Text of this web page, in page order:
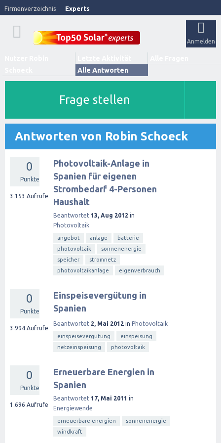
Firmenverzeichnis Experts
Anmelden
Alle Antworten
Frage stellen
Antworten von Robin Schoeck
0
Punkte
3.153 Aufrufe
Photovoltaik-Anlage in
Spanien für eigenen
Strombedarf 4-Personen
Haushalt
Beantwortet 13, Aug 2012 in
Photovoltaik
angebot anlage
batterie
photovoltaik
sonnenenergie
speicher
stromnetz
photovoltaikanlage
eigenverbrauch
0
Punkte
3.994 Aufrufe
Einspeisevergütung in
Spanien
Beantwortet 2, Mai 2012 in Photovoltaik
einspeisevergütung
einspeisung
netzeinspeisung
photovoltaik
0
Punkte
1.696 Aufrufe
Erneuerbare Energien in
Spanien
Beantwortet 17, Mai 2011 in
Energiewende
erneuerbare energien
sonnenenergie
windkraft